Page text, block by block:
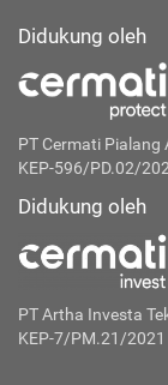
Didukung oleh
PT Cermati Pialang
KEP-596/PD.02/
Didukung oleh
PT Artha Investa
KEP-7/PM.21/2021